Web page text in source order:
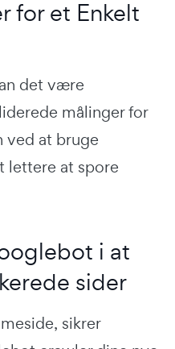
for et Enkelt
det være
målinger for
ved at bruge
lettere at spore
i at
sider
sikrer